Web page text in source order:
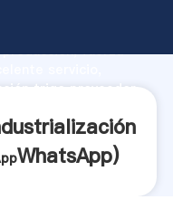
fuerza
trigo proveedor
WhatsApp)